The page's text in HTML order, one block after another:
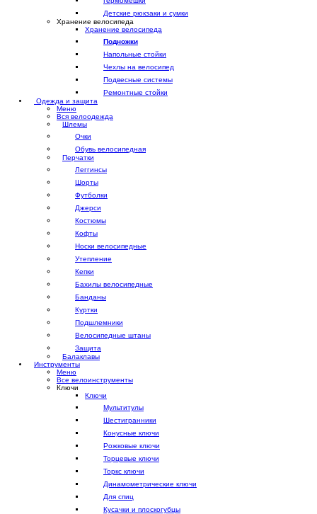
Детские рюкзаки и сумки
Хранение велосипеда
Хранение велосипеда
Подножки
Напольные стойки
Чехлы на велосипед
Подвесные системы
Ремонтные стойки
Одежда и защита
Меню
Вся велоодежда
Шлемы
Очки
Обувь велосипедная
Перчатки
Леггинсы
Шорты
Футболки
Джерси
Костюмы
Кофты
Носки велосипедные
Утепление
Кепки
Бахилы велосипедные
Банданы
Куртки
Подшлемники
Велосипедные штаны
Защита
Балаклавы
Инструменты
Меню
Все велоинструменты
Ключи
Ключи
Мультитулы
Шестигранники
Конусные ключи
Рожковые ключи
Торцевые ключи
Торкс ключи
Динамометрические ключи
Для спиц
Кусачки и плоскогубцы